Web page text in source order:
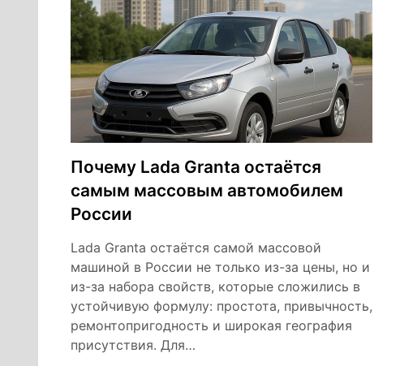
Почему Lada Granta остаётся
самым массовым автомобилем
России
Lada Granta остаётся самой массовой
машиной в России не только из-за цены, но и
из-за набора свойств, которые сложились в
устойчивую формулу: простота, привычность,
ремонтопригодность и широкая география
присутствия. Для…